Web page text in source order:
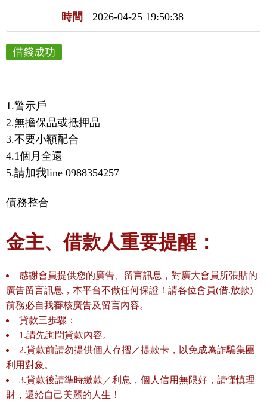
時間 2026-04-25 19:50:38
借錢成功
1.警示戶
2.無擔保品或抵押品
3.不要小額配合
4.1個月全還
5.請加我line 0988354257
債務整合
金主、借款人重要提醒：
感謝會員提供您的廣告、留言訊息，對廣大會員所張貼的
廣告留言訊息，本平台不做任何保證！請各位會員(借.放款)
前務必自我審核廣告及留言內容。
貸款三歩驟：
1.請先詢問貸款內容。
2.貸款前請勿提供個人存摺／提款卡，以免成為詐騙集團
利用對象。
3.貸款後請準時繳款／利息，個人信用無限好，請慬慎理
財，還給自己美麗的人生！